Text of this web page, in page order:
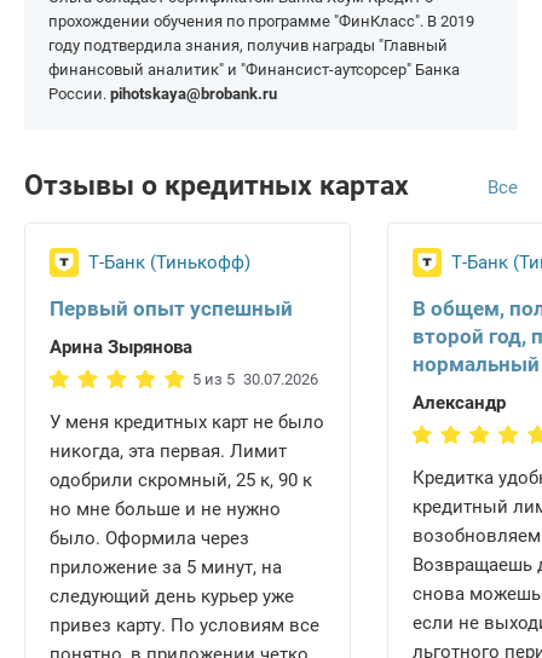
прохождении обучения по программе "ФинКласс". В 2019
году подтвердила знания, получив награды "Главный
финансовый аналитик" и "Финансист-аутсорсер" Банка
России. pihotskaya@brobank.ru
Отзывы о кредитных картах Все
Т-Банк (Тинькофф)
Первый опыт успешный
Арина Зырянова
5 из 5 30.07.2026
У меня кредитных карт не было
никогда, эта первая. Лимит
одобрили скромный, 25 к, 90 к
но мне больше и не нужно
было. Оформила через
приложение за 5 минут, на
следующий день курьер уже
привез карту. По условиям все
Т-Банк
В общем,
второй год,
нормальный
Александр
Кредитка
кредитный
Возвращаешь
снова можешь
если не
льготного